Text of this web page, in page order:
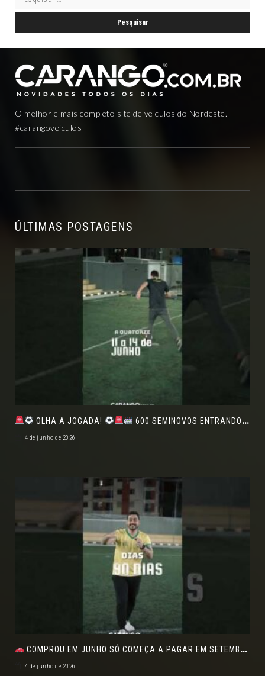
O melhor e mais completo site de veículos do Nordeste.
#carangoveículos
ÚLTIMAS POSTAGENS
OLHA A JOGADA! 600 SEMINOVOS ENTRANDO EM CAMPO NO FEIRÃO DE VERDADE!
4 de junho de 2026
COMPROU EM JUNHO SÓ COMEÇA A PAGAR EM SETEMBRO!NO FEIRÃO DE VERDADE EM ARACJU
4 de junho de 2026